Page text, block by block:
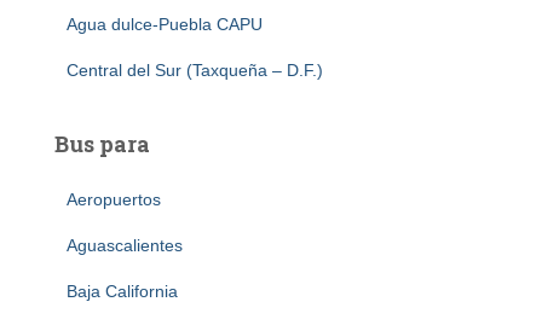
Agua dulce-Puebla CAPU
Central del Sur (Taxqueña – D.F.)
Bus para
Aeropuertos
Aguascalientes
Baja California